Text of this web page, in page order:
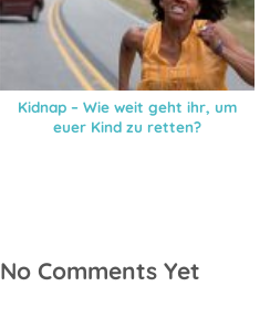
Kidnap – Wie weit geht ihr, um
euer Kind zu retten?
No Comments Yet